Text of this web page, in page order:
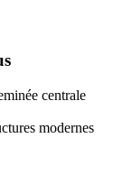
centrale
modernes